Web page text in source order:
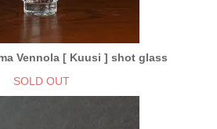
Vennola [ Kuusi ] shot glass
SOLD OUT